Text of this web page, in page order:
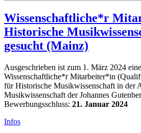
Wissenschaftliche*r
Historische
gesucht (Mainz)
Ausgeschrieben ist zum 1. März 2024
Wissenschaftliche*r Mitarbeiter*in
für Historische Musikwissenschaft in der
Musikwissenschaft der Johannes
Bewerbungsschluss: 21. Januar 2024
Infos